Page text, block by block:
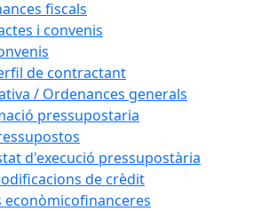
fiscals
i convenis
de contractant
/ Ordenances generals
pressupostaria
d'execució pressupostària
de crèdit
econòmicofinanceres